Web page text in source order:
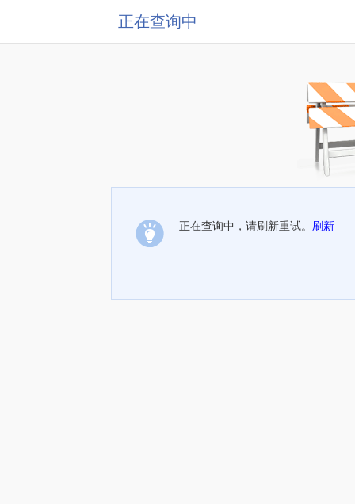
正在查询中
正在查询中，请刷新重试。 刷新